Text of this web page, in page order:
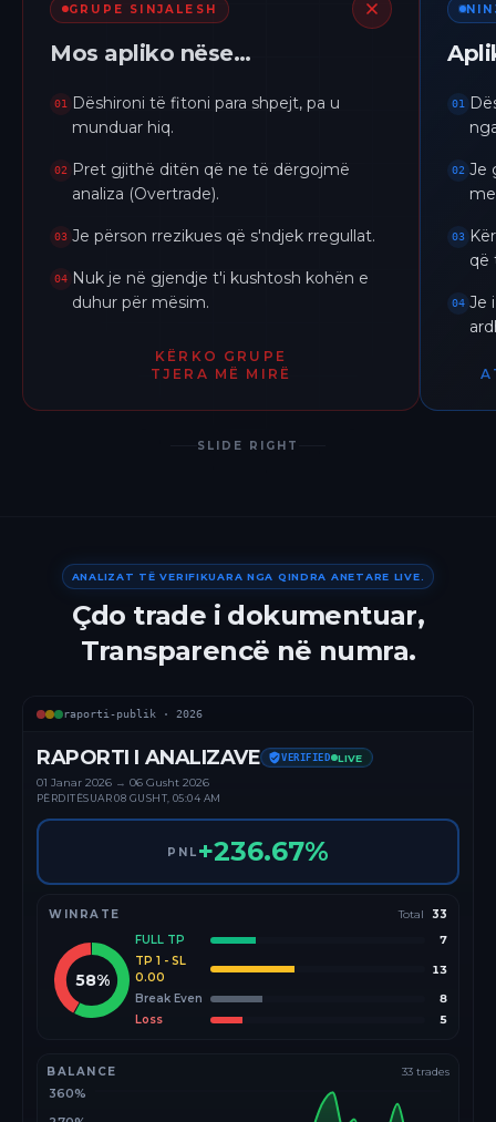
GRUPE SINJALESH
Mos apliko nëse…
01
Dëshironi të fitoni para shpejt, pa u
munduar hiq.
02
Pret gjithë ditën që ne të dërgojmë
analiza (Overtrade).
03 Je përson rrezikues që s'ndjek rregullat.
04 Nuk je në gjendje t'i kushtosh kohën e
duhur për mësim.
KËRKO GRUPE
TJERA MË MIRË
01
02 Je
03
që
04 Je
SLIDE RIGHT
ANALIZAT TË VERIFIKUARA NGA QINDRA ANETARE LIVE.
Çdo trade i dokumentuar,
Transparencë në numra.
raporti-publik · 2026
RAPORTI I ANALIZAVE VERIFIED LIVE
01 Janar 2026 → 06 Gusht 2026
PËRDITËSUAR08 GUSHT, 05:04 AM
PNL +236.67%
WINRATE Total 33
58%
FULL TP
7
TP 1 - SL
0.00
13
Break Even
8
Loss
5
BALANCE 33 trades
360%